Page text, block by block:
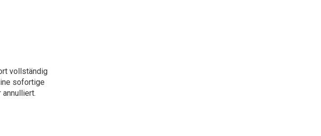
vollständig
sofortige